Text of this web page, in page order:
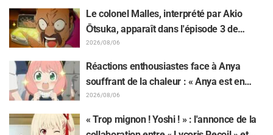
décalage : « C'est plus sévère qu'imaginé
», « Ça ne parle que de travail »
Le colonel Malles, interprété par Akio
Ōtsuka, apparaît dans l'épisode 3 de
l'anime TV « The Ghost in the Shell » !
Commentaire du comédien et carte de fin
dévoilés
2026/08/06
Réactions enthousiastes face à Anya
souffrant de la chaleur : « Anya est en
train de fondre » sur l'illustration
d'annonce de « SPY x FAMILY »
2026/08/06
« Trop mignon ! Yoshi ! » : l'annonce de la